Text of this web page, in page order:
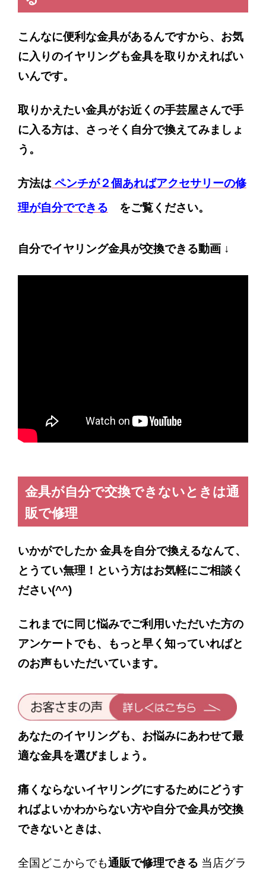
こんなに便利な金具があるんですから、お気
に入りのイヤリングも金具を取りかえればい
いんです。
取りかえたい金具がお近くの手芸屋さんで手
に入る方は、さっそく自分で換えてみましょ
う。
方法は ペンチが２個あればアクセサリーの修
理が自分でできる をご覧ください。
自分でイヤリング金具が交換できる動画↓
金具が自分で交換できないときは通
販で修理
いかがでしたか 金具を自分で換えるなんて、
とうてい無理！という方はお気軽にご相談く
ださい(^^)
これまでに同じ悩みでご利用いただいた方の
アンケートでも、もっと早く知っていればと
のお声もいただいています。
あなたのイヤリングも、お悩みにあわせて最
適な金具を選びましょう。
痛くならないイヤリングにするためにどうす
ればよいかわからない方や自分で金具が交換
できないときは、
全国どこからでも通販で修理できる 当店グラ